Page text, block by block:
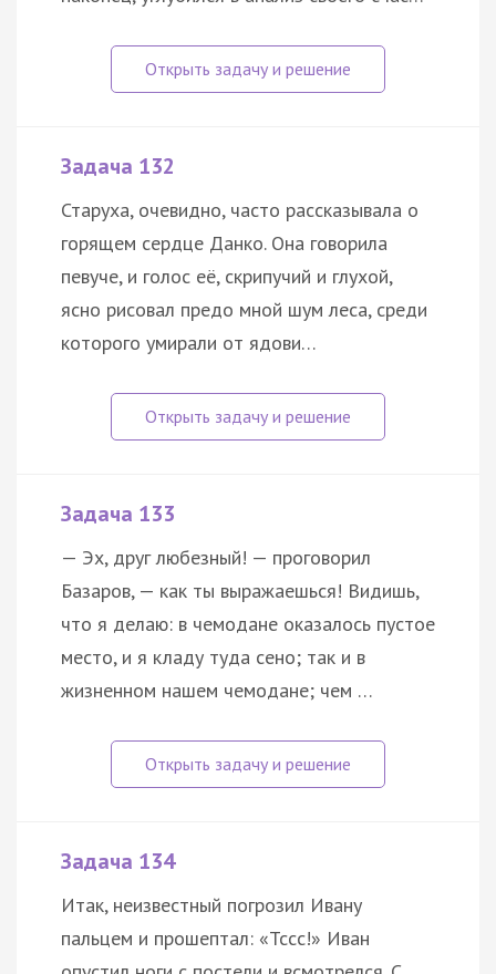
Задача 132
Старуха, очевидно, часто рассказывала о
горящем сердце Данко. Она говорила
певуче, и голос её, скрипучий и глухой,
ясно рисовал предо мной шум леса, среди
которого умирали от ядови…
Задача 133
— Эх, друг любезный! — проговорил
Базаров, — как ты выражаешься! Видишь,
что я делаю: в чемодане оказалось пустое
место, и я кладу туда сено; так и в
жизненном нашем чемодане; чем …
Задача 134
Итак, неизвестный погрозил Ивану
пальцем и прошептал: «Тссс!» Иван